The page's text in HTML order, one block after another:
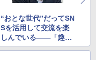
“おとな世代”だってSN
Sを活用して交流を楽
しんでいる――「趣味
人倶楽部」が50代・60